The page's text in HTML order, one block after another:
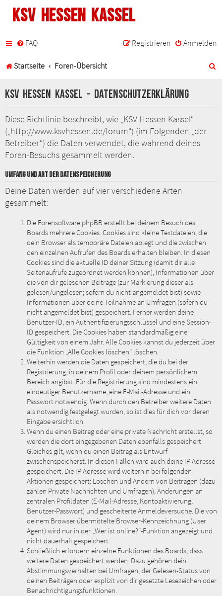
KSV Hessen Kassel
FAQ Anmelden
Registrieren
Startseite Foren-Übersicht
KSV Hessen Kassel - Datenschutzerklärung
Diese Richtlinie beschreibt, wie „KSV Hessen Kassel“
(„http://www.ksvhessen.de/forum“) (im Folgenden „der
Betreiber“) die Daten verwendet, die während deines
Foren-Besuchs gesammelt werden.
UMFANG UND ART DER DATENSPEICHERUNG
Deine Daten werden auf vier verschiedene Arten
gesammelt:
Die Forensoftware phpBB erstellt bei deinem Besuch des
Boards mehrere Cookies. Cookies sind kleine Textdateien, die
dein Browser als temporäre Dateien ablegt und die zwischen
den einzelnen Aufrufen des Boards erhalten bleiben. In diesen
Cookies sind die aktuelle ID deiner Sitzung (damit dir alle
Seitenaufrufe zugeordnet werden können), Informationen über
die von dir gelesenen Beiträge (zur Markierung dieser als
gelesen/ungelesen; sofern du nicht angemeldet bist) sowie
Informationen über deine Teilnahme an Umfragen (sofern du
nicht angemeldet bist) gespeichert. Ferner werden deine
Benutzer-ID, ein Authentifizierungsschlüssel und eine Session-
ID gespeichert. Die Cookies haben standardmäßig eine
Gültigkeit von einem Jahr. Alle Cookies kannst du jederzeit über
die Funktion „Alle Cookies löschen“ löschen.
Weiterhin werden die Daten gespeichert, die du bei der
Registrierung, in deinem Profil oder deinem persönlichem
Bereich angibst. Für die Registrierung sind mindestens ein
eindeutiger Benutzername, eine E-Mail-Adresse und ein
Passwort notwendig. Wenn durch den Betreiber weitere Daten
als notwendig festgelegt wurden, so ist dies für dich vor deren
Eingabe ersichtlich.
Wenn du einen Beitrag oder eine private Nachricht erstellst, so
werden die dort eingegebenen Daten ebenfalls gespeichert.
Gleiches gilt, wenn du einen Beitrag als Entwurf
zwischenspeicherst. In diesen Fällen wird auch deine IP-Adresse
gespeichert. Die IP-Adresse wird weiterhin bei folgenden
Aktionen gespeichert: Löschen und Ändern von Beiträgen (dazu
zählen Private Nachrichten und Umfragen), Änderungen an
zentralen Profildaten (E-Mail-Adresse, Kontoaktivierung,
Benutzer-Passwort) und gescheiterte Anmeldeversuche. Die von
deinem Browser übermittelte Browser-Kennzeichnung (User
Agent) wird nur in der „Wer ist online?“-Funktion angezeigt und
nicht dauerhaft gespeichert.
Schließlich erfordern einzelne Funktionen des Boards, dass
weitere Daten gespeichert werden. Dazu gehören dein
Abstimmungsverhalten bei Umfragen, der Gelesen-Status von
deinen Beiträgen oder explizit von dir gesetzte Lesezeichen oder
Benachrichtigungsfunktionen.